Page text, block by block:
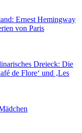
Ernest Hemingway
von Paris
Dreieck: Die
de Flore‘ und ‚Les